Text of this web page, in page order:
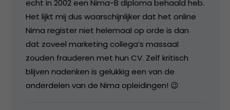
echt in 2002 een Nima-B diploma behaald heb.
Het lijkt mij dus waarschijnlijker dat het online
Nima register niet helemaal op orde is dan
dat zoveel marketing collega’s massaal
zouden frauderen met hun CV. Zelf kritisch
blijven nadenken is gelukkig een van de
onderdelen van de Nima opleidingen! 😉